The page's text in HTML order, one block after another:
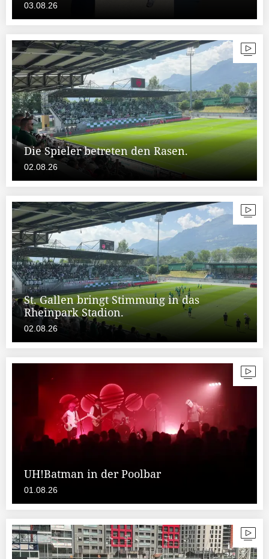
03.08.26
Die Spieler betreten den Rasen.
02.08.26
St. Gallen bringt Stimmung in das
Rheinpark Stadion.
02.08.26
UH!Batman in der Poolbar
01.08.26